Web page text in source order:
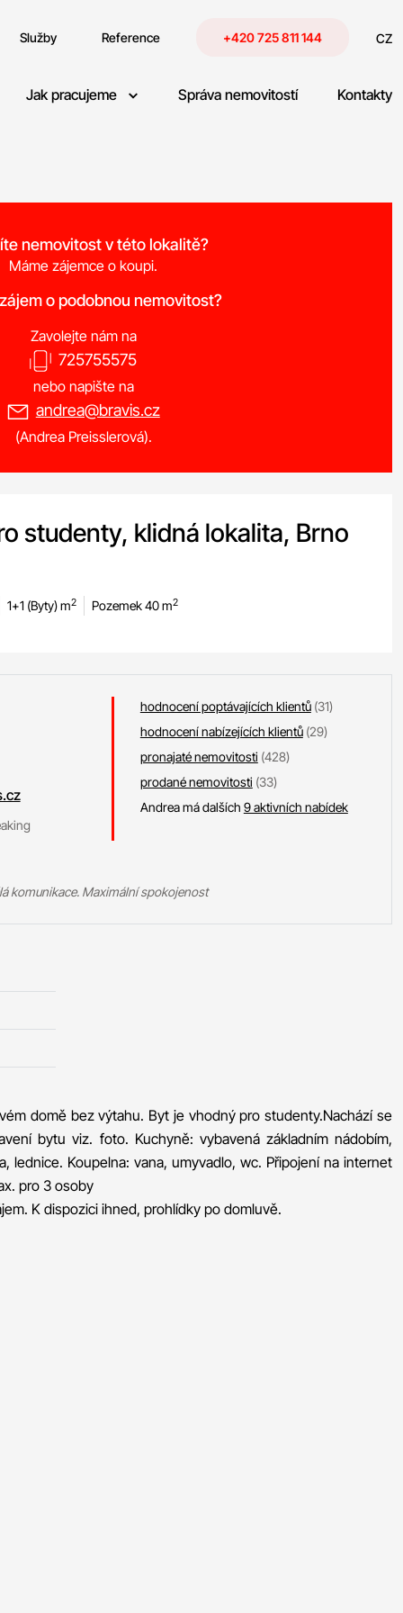
Služby Reference +420 725 811 144 CZ
Jak pracujeme Správa nemovitostí Kontakty
nemovitost v této lokalitě?
Máme zájemce o koupi.
o podobnou nemovitost?
Zavolejte nám na
725755575
nebo napište na
andrea@bravis.cz
(Andrea Preisslerová).
studenty, klidná lokalita, Brno
1+1 (Byty) m2 Pozemek 40 m2
hodnocení poptávajících klientů (31)
hodnocení nabízejících klientů (29)
pronajaté nemovitosti (428)
prodané nemovitosti (33)
Andrea má dalších 9 aktivních nabídek
komunikace. Maximální spokojenost
domě bez výtahu. Byt je vhodný pro studenty.Nachází se
bytu viz. foto. Kuchyně: vybavená základním nádobím,
lednice. Koupelna: vana, umyvadlo, wc. Připojení na internet
pro 3 osoby
K dispozici ihned, prohlídky po domluvě.